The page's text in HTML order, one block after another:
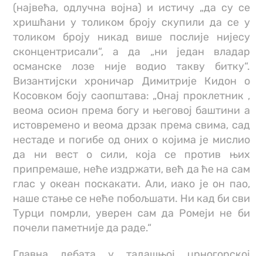
(највећа, одлучна војна) и истичу „да су се
хришћани у толиком броју скупили да се у
толиком броју никад више послије нијесу
сконцентрисали“, а да „ни један владар
османске лозе није водио такву битку“.
Византијски хроничар Димитрије Кидон о
Косовком боју саопштава: „Онај проклетник ,
веома осион према богу и његовој баштини а
истовремено и веома дрзак према свима, сад
нестаде и погибе од оних о којима је мислио
да ни вест о сили, која се против њих
припремаше, неће издржати, већ да ће на сам
глас у океан поскакати. Али, иако је он пао,
наше стање се неће побољшати. Ни кад би сви
Турци помрли, уверен сам да Ромеји не би
почели паметније да раде.“